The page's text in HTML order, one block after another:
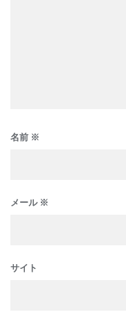
名前 ※
メール ※
サイト